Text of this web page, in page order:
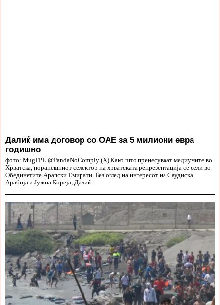
Далиќ има договор со ОАЕ за 5 милиони евра
годишно
фото: MugFPL @PandaNoComply (X) Како што пренесуваат медиумите во
Хрватска, поранешниот селектор на хрватската репрезентација се сели во
Обединетите Арапски Емирати. Без оглед на интересот на Саудиска
Арабија и Јужна Кореја, Далиќ